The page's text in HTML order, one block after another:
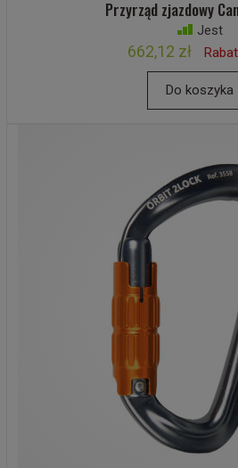
Przyrząd zjazdowy
Jest
662,12 zł
Do koszyka